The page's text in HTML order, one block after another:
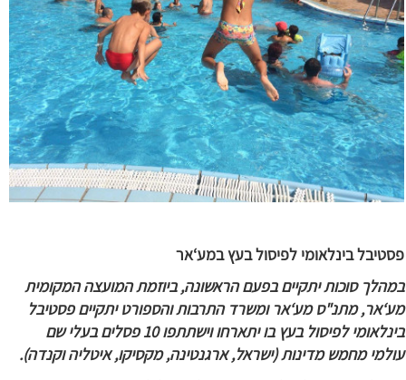
פסטיבל בינלאומי לפיסול בעץ במע‘אר
במהלך סוכות יתקיים בפעם הראשונה, ביוזמת המועצה המקומית
מע‘אר, מתנ"ס מע‘אר ומשרד התרבות והספורט יתקיים פסטיבל
בינלאומי לפיסול בעץ בו יתארחו וישתתפו 10 פסלים בעלי שם
עולמי מחמש מדינות (ישראל, ארגנטינה, מקסיקו, איטליה וקנדה).